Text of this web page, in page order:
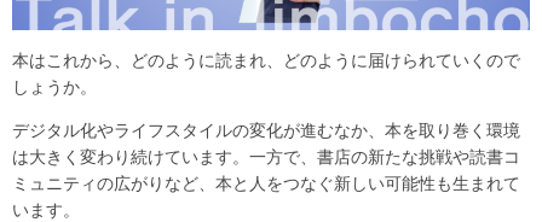
本はこれから、どのように読まれ、どのように届けられていくので
しょうか。
デジタル化やライフスタイルの変化が進むなか、本を取り巻く環境
は大きく変わり続けています。一方で、書店の新たな挑戦や読書コ
ミュニティの広がりなど、本と人をつなぐ新しい可能性も生まれて
います。